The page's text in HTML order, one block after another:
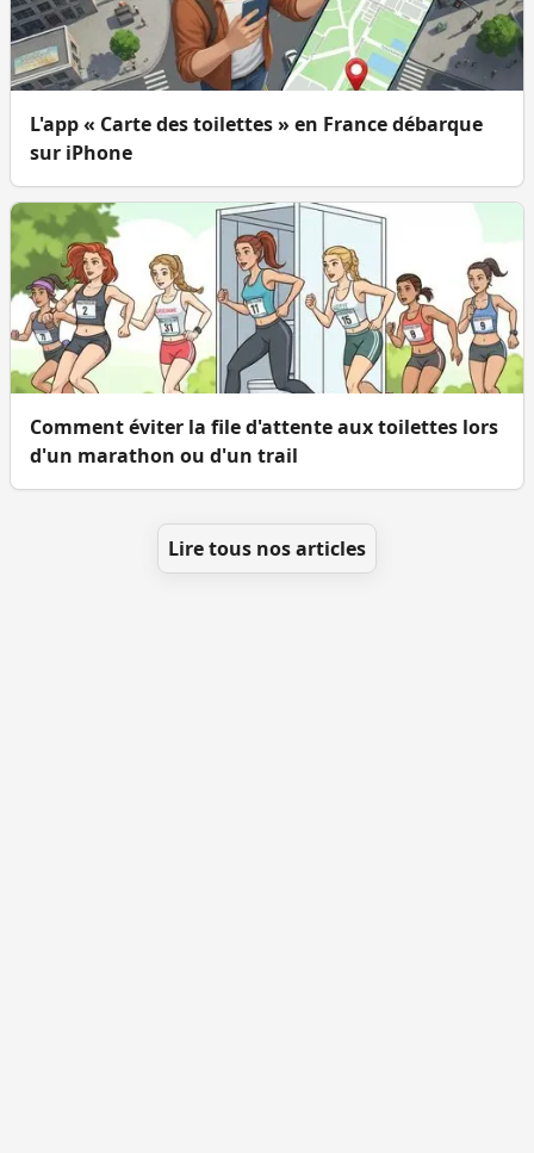
L'app « Carte des toilettes » en France débarque
sur iPhone
Comment éviter la file d'attente aux toilettes lors
d'un marathon ou d'un trail
Lire tous nos articles